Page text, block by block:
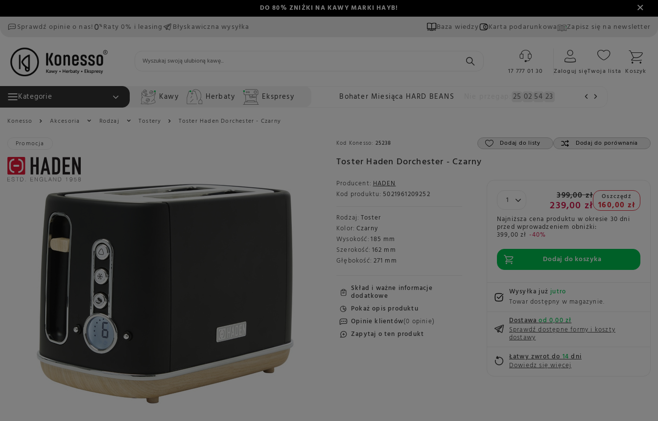
DO 80% ZNIŻKI NA KAWY MARKI HAYB!
Sprawdź opinie o nas!
Raty 0% i leasing Błyskawiczna wysyłka Baza wiedzy Karta podarunkowa Zapisz się na newsletter
17 777 01 30 Zaloguj sięTwoja lista Koszyk
Kategorie Kawy Herbaty Ekspresy Bohater Miesiąca HARD BEANS 25 02 54 22
Konesso Akcesoria Rodzaj Tostery Toster Haden Dorchester - Czarny
Promocja
Toster Haden Dorchester - Czarny
Kod Konesso: 25238 Dodaj do listy Dodaj do porównania
Producent: HADEN
Kod produktu: 5021961209252
Rodzaj: Toster
Kolor: Czarny
Wysokość: 185 mm
Szerokość: 162 mm
Głębokość: 271 mm
Skład i ważne informacje
dodatkowe
Pokaż opis produktu
Opinie klientów(0 opinie)
Zapytaj o ten produkt
399,00 zł
239,00 zł
Oszczędź
160,00 zł
Najniższa cena produktu w okresie 30 dni
przed wprowadzeniem obniżki:
399,00 zł -40%
Dodaj do koszyka
Wysyłka jużjutro
Towar dostępny w magazynie
Dostawaod 0,00 zł
Sprawdź dostępne formy i koszty
dostawy
Łatwy zwrot do14dni
Dowiedz się więcej